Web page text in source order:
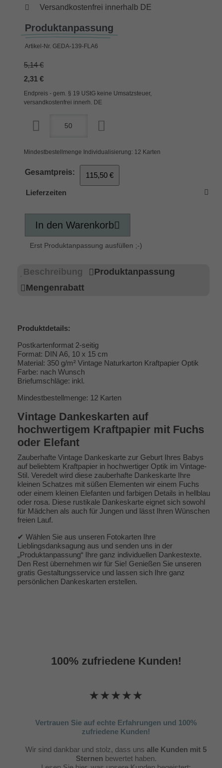
Versandkostenfrei innerhalb DE
Produktanpassung
Artikel-Nr. GEDA-139-FLA6
5,14 €
2,31 €
Endpreis - gem. § 19 UStG keine Umsatzsteuer,
versandkostenfrei innerh. DE
Mindestbestellmenge Individualisierung: 12 Karten
Gesamtpreis: 115,50 €
Lieferzeiten
In den Warenkorb
Erst Produktanpassung ausfüllen ;-)
Beschreibung
Produktanpassung
Mengenrabatt
Produktdetails:
Postkartenformat 2-seitig
Format: DIN A6, 10 x 15 cm
Material: 350 g/m² Vintage Naturkarton Kraftpapier Optik
Farbe: nach Wunsch
Briefumschläge: inkl.
Mindestbestellmenge: 12 Karten
Vintage Dankeskarten auf
hochwertigem Kraftpapier mit Fuchs
oder Elefant
Zauberhafte Vintage Dankeskarte zur Geburt Ihres Babys
auf beliebtem Kraftpapier in hochwertiger Optik im Vintage-
Stil. Veredelt wird diese zauberhafte Dankeskarte Ihre
kleinen Schatzes mit süßen Elementen wir einem Fuchs
oder einem kleinen Elefanten und farbigen Details in hellblau
oder rosa. Diese rustikale Dankeskarte eignet sich sowohl
für Mädchen als auch für Jungen und lässt Ihren Wünschen
freien Lauf.
✔ Wählen Sie aus unseren Fotokarten Ihre
Lieblingsdanksagung aus und senden uns in der
„Produktanpassung“ Ihre ganz individuellen Dankestexte.
Den Rest übernehmen wir für Sie! Genießen Sie unseren
gratis Gestaltungsservice und lassen sich Ihre ganz
persönlichen Dankeskarten erstellen.
100% zufriedene Kunden!
★★★★★
Vertrauen Sie auf echte Erfahrungen und 100%
zufriedene Kunden!
Wir sind dankbar und stolz, dass uns alle Kunden mit 5
Sternen bewertet haben.